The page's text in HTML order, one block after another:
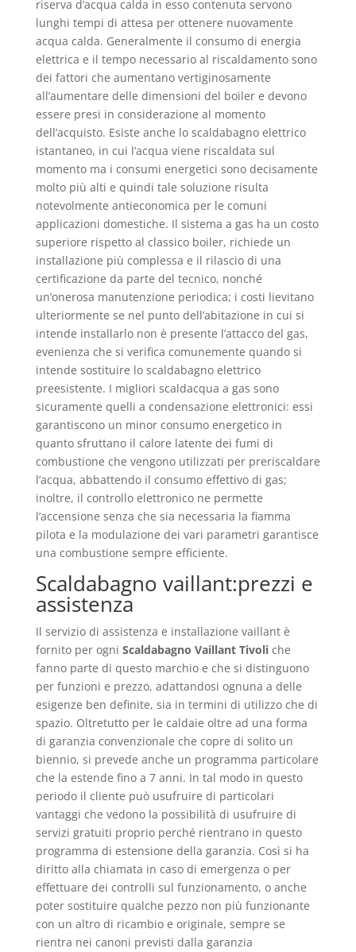
riserva d’acqua calda in esso contenuta servono
lunghi tempi di attesa per ottenere nuovamente
acqua calda. Generalmente il consumo di energia
elettrica e il tempo necessario al riscaldamento sono
dei fattori che aumentano vertiginosamente
all’aumentare delle dimensioni del boiler e devono
essere presi in considerazione al momento
dell’acquisto. Esiste anche lo scaldabagno elettrico
istantaneo, in cui l’acqua viene riscaldata sul
momento ma i consumi energetici sono decisamente
molto più alti e quindi tale soluzione risulta
notevolmente antieconomica per le comuni
applicazioni domestiche. Il sistema a gas ha un costo
superiore rispetto al classico boiler, richiede un
installazione più complessa e il rilascio di una
certificazione da parte del tecnico, nonché
un’onerosa manutenzione periodica; i costi lievitano
ulteriormente se nel punto dell’abitazione in cui si
intende installarlo non è presente l’attacco del gas,
evenienza che si verifica comunemente quando si
intende sostituire lo scaldabagno elettrico
preesistente. I migliori scaldacqua a gas sono
sicuramente quelli a condensazione elettronici: essi
garantiscono un minor consumo energetico in
quanto sfruttano il calore latente dei fumi di
combustione che vengono utilizzati per preriscaldare
l’acqua, abbattendo il consumo effettivo di gas;
inoltre, il controllo elettronico ne permette
l’accensione senza che sia necessaria la fiamma
pilota e la modulazione dei vari parametri garantisce
una combustione sempre efficiente.
Scaldabagno vaillant:prezzi e
assistenza
Il servizio di assistenza e installazione vaillant è
fornito per ogni Scaldabagno Vaillant Tivoliche
fanno parte di questo marchio e che si distinguono
per funzioni e prezzo, adattandosi ognuna a delle
esigenze ben definite, sia in termini di utilizzo che di
spazio. Oltretutto per le caldaie oltre ad una forma
di garanzia convenzionale che copre di solito un
biennio, si prevede anche un programma particolare
che la estende fino a 7 anni. In tal modo in questo
periodo il cliente può usufruire di particolari
vantaggi che vedono la possibilità di usufruire di
servizi gratuiti proprio perché rientrano in questo
programma di estensione della garanzia. Così si ha
diritto alla chiamata in caso di emergenza o per
effettuare dei controlli sul funzionamento, o anche
poter sostituire qualche pezzo non più funzionante
con un altro di ricambio e originale, sempre se
rientra nei canoni previsti dalla garanzia